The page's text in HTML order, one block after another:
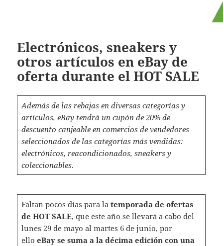
Electrónicos, sneakers y
otros artículos en eBay de
oferta durante el HOT SALE
Además de las rebajas en diversas categorías y
artículos, eBay tendrá un cupón de 20% de
descuento canjeable en comercios de vendedores
seleccionados de las categorías más vendidas:
electrónicos, reacondicionados, sneakers y
coleccionables.
Faltan pocos días para la temporada de ofertas
de HOT SALE, que este año se llevará a cabo del
lunes 29 de mayo al martes 6 de junio, por
ello eBay se suma a la décima edición con una